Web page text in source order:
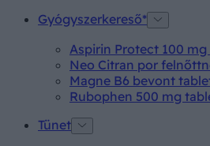
Gyógyszerkereső*
Aspirin Protect 100
Neo Citran por
Magne B6 bevont
Rubophen 500 mg
Tünet